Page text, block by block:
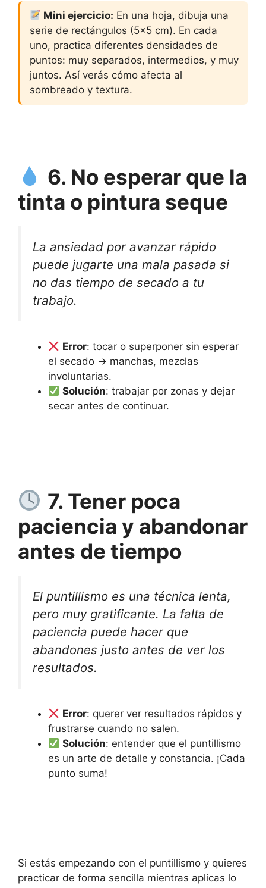
Mini ejercicio: En una hoja, dibuja una
serie de rectángulos (5×5 cm). En cada
uno, practica diferentes densidades de
puntos: muy separados, intermedios, y muy
juntos. Así verás cómo afecta al
sombreado y textura.
6. No esperar que la
tinta o pintura seque
La ansiedad por avanzar rápido
puede jugarte una mala pasada si
no das tiempo de secado a tu
trabajo.
Error: tocar o superponer sin esperar
el secado → manchas, mezclas
involuntarias.
Solución: trabajar por zonas y dejar
secar antes de continuar.
7. Tener poca
paciencia y abandonar
antes de tiempo
El puntillismo es una técnica lenta,
pero muy gratificante. La falta de
paciencia puede hacer que
abandones justo antes de ver los
resultados.
Error: querer ver resultados rápidos y
frustrarse cuando no salen.
Solución: entender que el puntillismo
es un arte de detalle y constancia. ¡Cada
punto suma!
Si estás empezando con el puntillismo y quieres
practicar de forma sencilla mientras aplicas lo